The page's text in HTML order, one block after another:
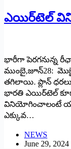
ఎయిర్‌టెల్‌
భారీగా పెరగనున్న
ముంబై,జూన్‌28:
తగిలాయి. ప్లాన్‌
భారతి ఎయిర్‌టెల్‌
‌వినియోగించాలంటే
ఎక్కువ…
NEWS
June 29, 2024